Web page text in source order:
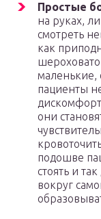
Простые
на руках,
смотреть
как
маленькие,
пациенты
они
подошве
стоять и
вокруг